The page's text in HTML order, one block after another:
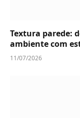
Textura parede:
ambiente com
11/07/2026